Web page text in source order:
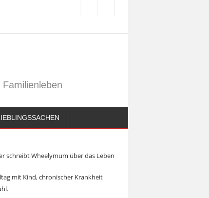
schreibt Wheelymum über das Leben
mit Kind, chronischer Krankheit